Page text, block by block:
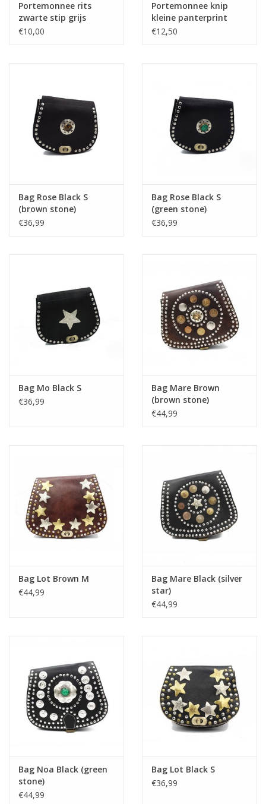
Portemonnee rits
zwarte stip grijs
€10,00
Portemonnee knip
kleine panterprint
beige
€12,50
Bag Rose Black S
(brown stone)
€36,99
Bag Rose Black S
(green stone)
€36,99
Bag Mo Black S
€36,99
Bag Mare Brown
(brown stone)
€44,99
Bag Lot Brown M
€44,99
Bag Mare Black (silver
star)
€44,99
Bag Noa Black (green
stone)
€44,99
Bag Lot Black S
€36,99